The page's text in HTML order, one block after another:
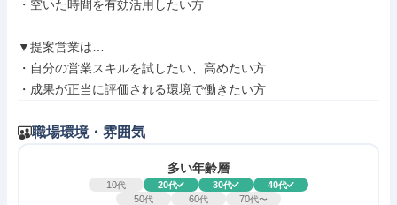
・空いた時間を有効活用したい方
▼提案営業は…
・自分の営業スキルを試したい、高めたい方
・成果が正当に評価される環境で働きたい方
職場環境・雰囲気
多い年齢層
10代 20代 30代 40代
50代 60代 70代〜